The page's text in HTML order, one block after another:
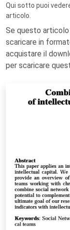
Qui sotto puoi
articolo.
Se questo
scaricare in
acquistare il
per scaricare